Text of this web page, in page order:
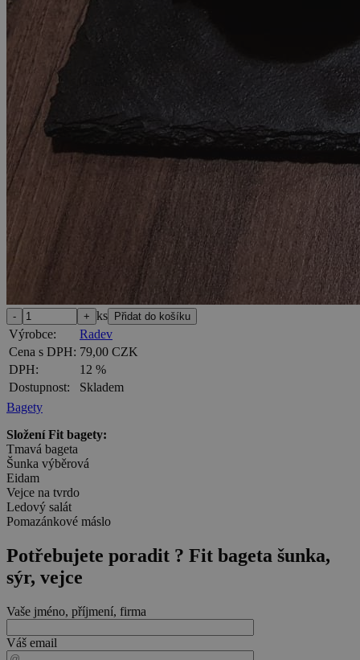
ks
Výrobce:
Radev
Cena s DPH: 79,00 CZK
DPH:
12 %
Dostupnost:
Skladem
Bagety
Složení Fit bagety:
Tmavá bageta
Šunka výběrová
Eidam
Vejce na tvrdo
Ledový salát
Pomazánkové máslo
Potřebujete poradit ? Fit bageta šunka,
sýr, vejce
Vaše jméno, příjmení, firma
Váš email